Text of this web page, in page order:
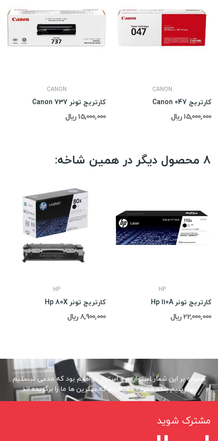
CANON
کارتریج تونر Canon 737
15,000,000 ریال
CANON
کارتریج Canon 047
15,000,000 ریال
8 محصول دیگر در همین شاخه:
HP
کارتریج تونر Hp 80X
8,900,000 ریال
HP
کارتریج تونر Hp 110A
22,000,000 ریال
همواره بر این شعار استواریم و استوار خواهیم بود که مدعی نیستیم
بهترینیم بلکه همواره مفتخریم که بهترین ها ما را برگزیده اند
مشترک شوید